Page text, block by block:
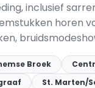
inclusief
horen
Broek
St. Marten/